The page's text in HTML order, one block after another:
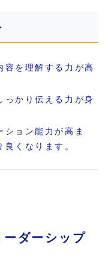
容を理解する力が高
っかり伝える力が身
ション能力が高ま
くなります。
ーダーシップ